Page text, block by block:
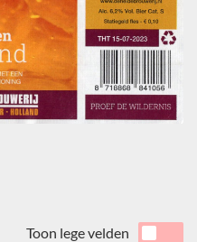
Toon lege velden